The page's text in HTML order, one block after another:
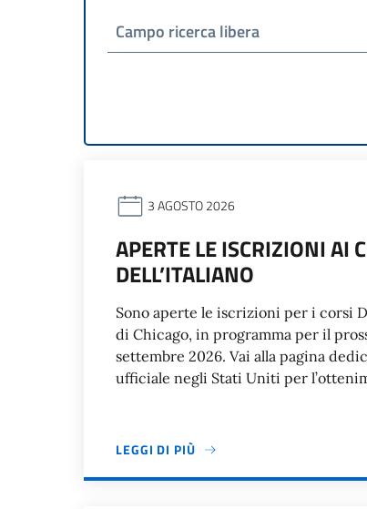
Campo ricerca libera
3 AGOSTO 2026
APERTE LE ISCRIZIONI AI
DELL’ITALIANO
Sono aperte le iscrizioni per i corsi
di Chicago, in programma per il
settembre 2026. Vai alla pagina
ufficiale negli Stati Uniti per
LEGGI DI PIÙ